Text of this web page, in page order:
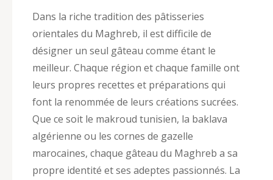
Dans la riche tradition des pâtisseries
orientales du Maghreb, il est difficile de
désigner un seul gâteau comme étant le
meilleur. Chaque région et chaque famille ont
leurs propres recettes et préparations qui
font la renommée de leurs créations sucrées.
Que ce soit le makroud tunisien, la baklava
algérienne ou les cornes de gazelle
marocaines, chaque gâteau du Maghreb a sa
propre identité et ses adeptes passionnés. La